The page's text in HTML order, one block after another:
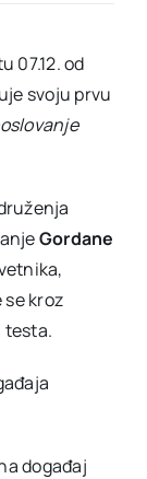
07.12. od
svoju prvu
Gordane
se kroz
testa.
događaj